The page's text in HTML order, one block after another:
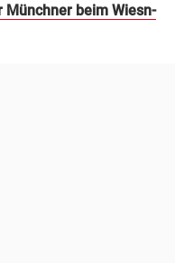
Münchner beim Wiesn-